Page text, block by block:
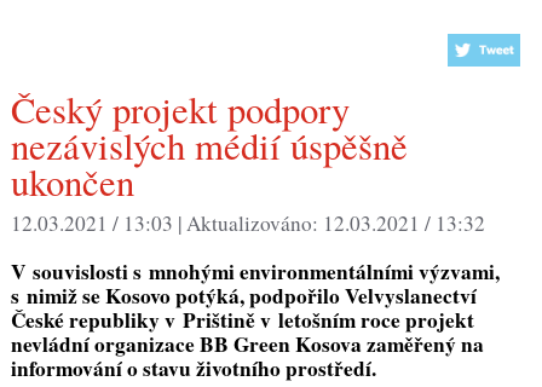
Český projekt podpory
nezávislých médií úspěšně
ukončen
12.03.2021 / 13:03 |Aktualizováno: 12.03.2021 / 13:32
V souvislosti s mnohými environmentálními výzvami,
s nimiž se Kosovo potýká, podpořilo Velvyslanectví
České republiky v Prištině v letošním roce projekt
nevládní organizace BB Green Kosova zaměřený na
informování o stavu životního prostředí.